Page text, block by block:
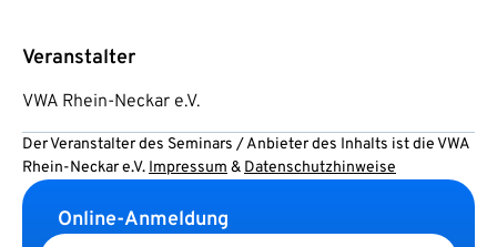
Veranstalter
VWA Rhein-Neckar e.V.
Der Veranstalter des Seminars / Anbieter des Inhalts ist die VWA
Rhein-Neckar e.V. Impressum & Datenschutzhinweise
Online-Anmeldung